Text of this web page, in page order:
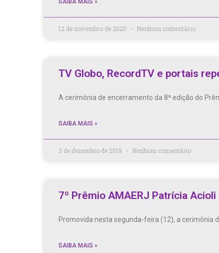
SAIBA MAIS »
12 de novembro de 2020 Nenhum comentário
TV Globo, RecordTV e portais
A cerimônia de encerramento da 8ª edição do
SAIBA MAIS »
3 de dezembro de 2019 Nenhum comentário
7º Prêmio AMAERJ Patrícia
Promovida nesta segunda-feira (12), a cerimônia
SAIBA MAIS »